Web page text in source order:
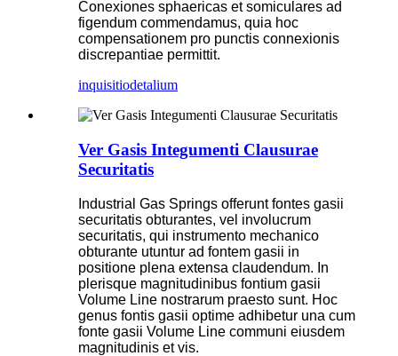
Conexiones sphaericas et somiculares ad
figendum commendamus, quia hoc
compensationem pro punctis connexionis
discrepantiae permittit.
inquisitiodetalium
Ver Gasis Integumenti Clausurae
Securitatis
Industrial Gas Springs offerunt fontes gasii
securitatis obturantes, vel involucrum
securitatis, qui instrumento mechanico
obturante utuntur ad fontem gasii in
positione plena extensa claudendum. In
plerisque magnitudinibus fontium gasii
Volume Line nostrarum praesto sunt. Hoc
genus fontis gasii optime adhibetur una cum
fonte gasii Volume Line communi eiusdem
magnitudinis et vis.